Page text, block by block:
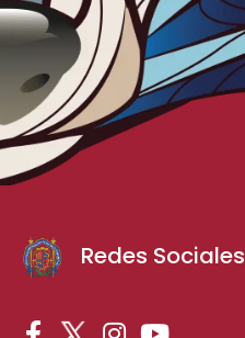
Redes Sociales